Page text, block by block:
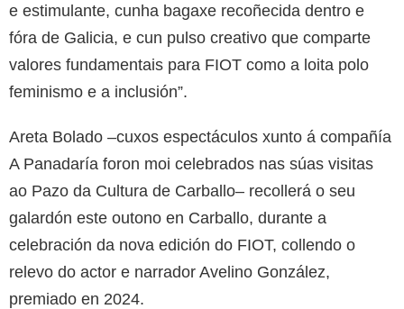
e estimulante, cunha bagaxe recoñecida dentro e
fóra de Galicia, e cun pulso creativo que comparte
valores fundamentais para FIOT como a loita polo
feminismo e a inclusión”.
Areta Bolado –cuxos espectáculos xunto á compañía
A Panadaría foron moi celebrados nas súas visitas
ao Pazo da Cultura de Carballo– recollerá o seu
galardón este outono en Carballo, durante a
celebración da nova edición do FIOT, collendo o
relevo do actor e narrador Avelino González,
premiado en 2024.